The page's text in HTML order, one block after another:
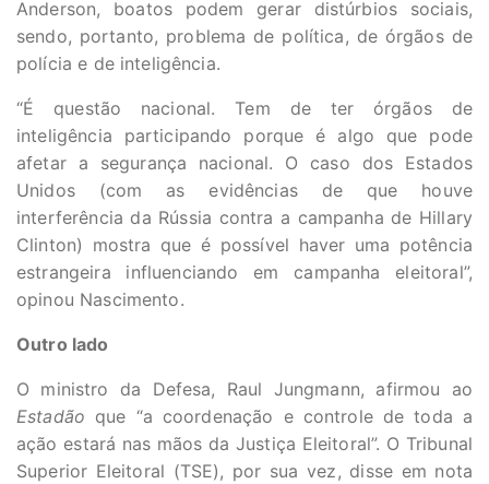
Anderson, boatos podem gerar distúrbios sociais,
sendo, portanto, problema de política, de órgãos de
polícia e de inteligência.
“É questão nacional. Tem de ter órgãos de
inteligência participando porque é algo que pode
afetar a segurança nacional. O caso dos Estados
Unidos (com as evidências de que houve
interferência da Rússia contra a campanha de Hillary
Clinton) mostra que é possível haver uma potência
estrangeira influenciando em campanha eleitoral”,
opinou Nascimento.
Outro lado
O ministro da Defesa, Raul Jungmann, afirmou ao
Estadão que “a coordenação e controle de toda a
ação estará nas mãos da Justiça Eleitoral”. O Tribunal
Superior Eleitoral (TSE), por sua vez, disse em nota